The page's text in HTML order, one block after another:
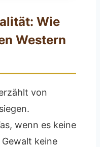
Wie
Western
von
wenn es keine
keine